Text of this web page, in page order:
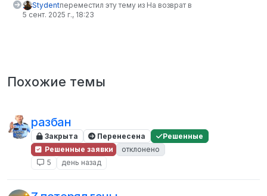
Stydentпереместил эту тему из На возврат в
5 сент. 2025 г., 18:23
Похожие темы
разбан
Закрыта Перенесена
Решенные
Решенные заявки
отклонено
5
день назад